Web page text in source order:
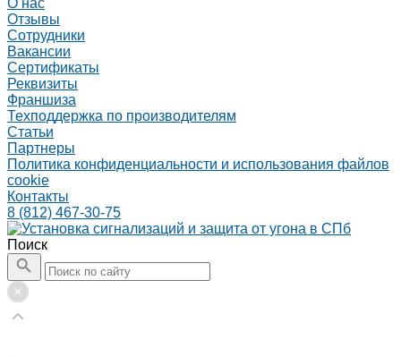
О нас
Отзывы
Сотрудники
Вакансии
Сертификаты
Реквизиты
Франшиза
Техподдержка по производителям
Статьи
Партнеры
Политика конфиденциальности и использования файлов
cookie
Контакты
8 (812) 467-30-75
Поиск